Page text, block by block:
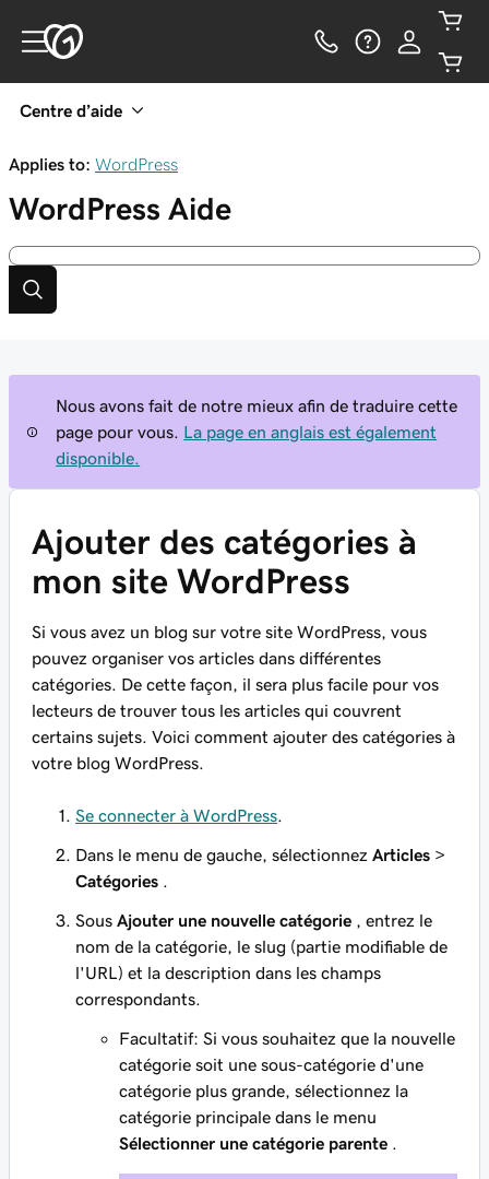
Centre d’aide
Applies to: WordPress
WordPress Aide
Nous avons fait de notre mieux afin de traduire cette
page pour vous.
La page en anglais est également
disponible.
Ajouter des catégories à
mon site WordPress
Si vous avez un blog sur votre site WordPress, vous
pouvez organiser vos articles dans différentes
catégories. De cette façon, il sera plus facile pour vos
lecteurs de trouver tous les articles qui couvrent
certains sujets. Voici comment ajouter des catégories à
votre blog WordPress.
Se connecter à WordPress
Dans le menu de gauche, sélectionnez Articles >
Catégories
Sous Ajouter une nouvelle catégorie , entrez le
nom de la catégorie, le slug (partie modifiable de
l'URL) et la description dans les champs
correspondants.
Facultatif: Si vous souhaitez que la nouvelle
catégorie soit une sous-catégorie d'une
catégorie plus grande, sélectionnez la
catégorie principale dans le menu
Sélectionner une catégorie parente